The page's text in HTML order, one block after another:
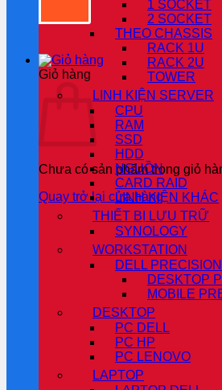
Giỏ hàng
Chưa có sản phẩm trong giỏ
Quay trở lại cửa hàng
1 SOCKET
2 SOCKET
THEO CHASSIS
RACK 1U
RACK 2U
TOWER
LINH KIỆN SERVER
CPU
RAM
SSD
HDD
NGUỒN
CARD RAID
LINH KIỆN KHÁC
THIẾT BỊ LƯU TRỮ
SYNOLOGY
WORKSTATION
DELL PRECISION
DESKTOP
MOBILE
DESKTOP
PC DELL
PC HP
PC LENOVO
LAPTOP